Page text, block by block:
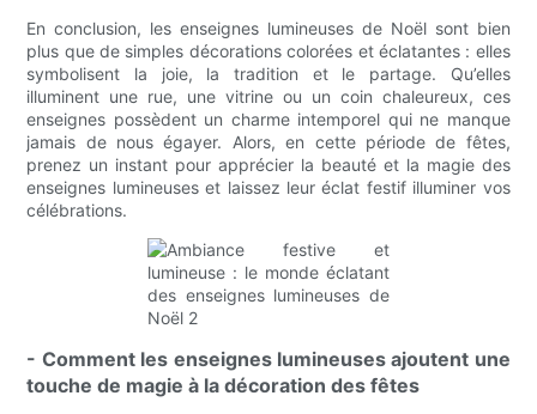
En conclusion, les enseignes lumineuses de Noël sont bien
plus que de simples décorations colorées et éclatantes : elles
symbolisent la joie, la tradition et le partage. Qu’elles
illuminent une rue, une vitrine ou un coin chaleureux, ces
enseignes possèdent un charme intemporel qui ne manque
jamais de nous égayer. Alors, en cette période de fêtes,
prenez un instant pour apprécier la beauté et la magie des
enseignes lumineuses et laissez leur éclat festif illuminer vos
célébrations.
- Comment les enseignes lumineuses ajoutent une
touche de magie à la décoration des fêtes